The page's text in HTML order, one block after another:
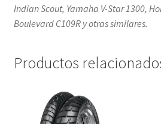
Indian Scout, Yamaha V-Star 1300,
Boulevard C109R y otras similares.
Productos